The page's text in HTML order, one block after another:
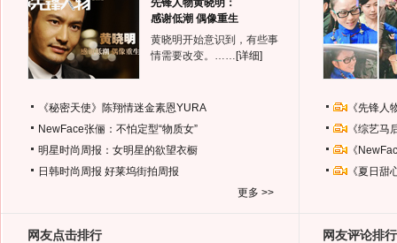
先锋人物黄晓明：
感谢低潮 偶像重生
黄晓明开始意识到，有些事
情需要改变。…… [详细]
《秘密天使》陈翔情迷金素恩YURA
NewFace张俪：不怕定型“物质女”
明星时尚周报：女明星的欲望衣橱
日韩时尚周报 好莱坞街拍周报
更多 >>
《先锋
《综艺
《
《夏日
网友点击排行 网友评论排行